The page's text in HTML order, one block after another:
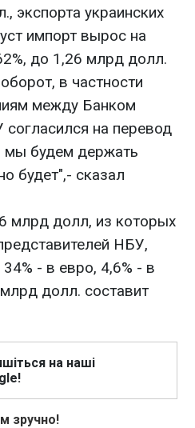
экспорта украинских
импорт вырос на
до 1,26 млрд долл.
в частности
между Банком
на перевод
мы будем держать
будет",- сказал
млрд долл, из которых
НБУ,
- в евро, 4,6% - в
долл. составит
на наші
зручно!